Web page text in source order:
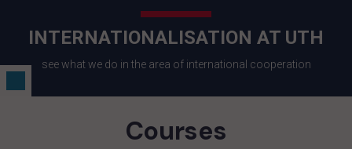
INTERNATIONALISATION AT UTH
see what we do in the area of international cooperation
Courses